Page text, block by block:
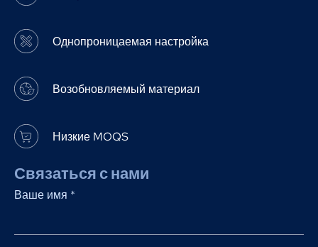
Однопроницаемая настройка
Возобновляемый материал
Низкие MOQS
Связаться с нами
Ваше имя *